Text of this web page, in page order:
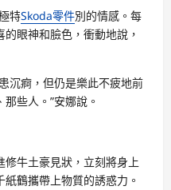
特Skoda零件別的情感。每
眼神和臉色，衝動地說，
沉痾，但仍是樂此不疲地前
些人。”安娜說。
牛土豪見狀，立刻將身上
鶴攜帶上物質的誘惑力。